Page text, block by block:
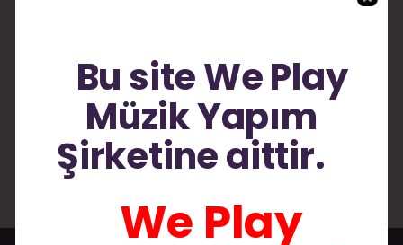
No posts were found for provided query
parameters.
Bu site We Play
Müzik Yapım
Şirketine aittir.
We Play